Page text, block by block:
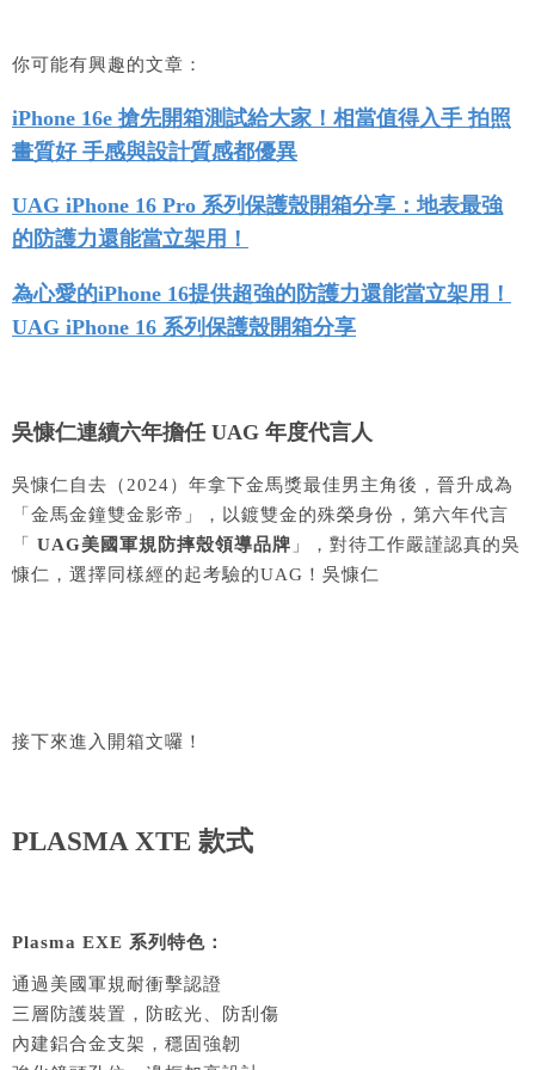
你可能有興趣的文章：
iPhone 16e 搶先開箱測試給大家！相當值得入手 拍照
畫質好 手感與設計質感都優異
UAG iPhone 16 Pro 系列保護殼開箱分享：地表最強
的防護力還能當立架用！
為心愛的iPhone 16提供超強的防護力還能當立架用！
UAG iPhone 16 系列保護殼開箱分享
吳慷仁連續六年擔任 UAG 年度代言人
吳慷仁自去（2024）年拿下金馬獎最佳男主角後，晉升成為
「金馬金鐘雙金影帝」，以鍍雙金的殊榮身份，第六年代言
「 UAG美國軍規防摔殼領導品牌 」，對待工作嚴謹認真的吳
慷仁，選擇同樣經的起考驗的UAG！吳慷仁
接下來進入開箱文囉！
PLASMA XTE 款式
Plasma EXE 系列特色：
通過美國軍規耐衝擊認證
三層防護裝置，防眩光、防刮傷
內建鋁合金支架，穩固強韌